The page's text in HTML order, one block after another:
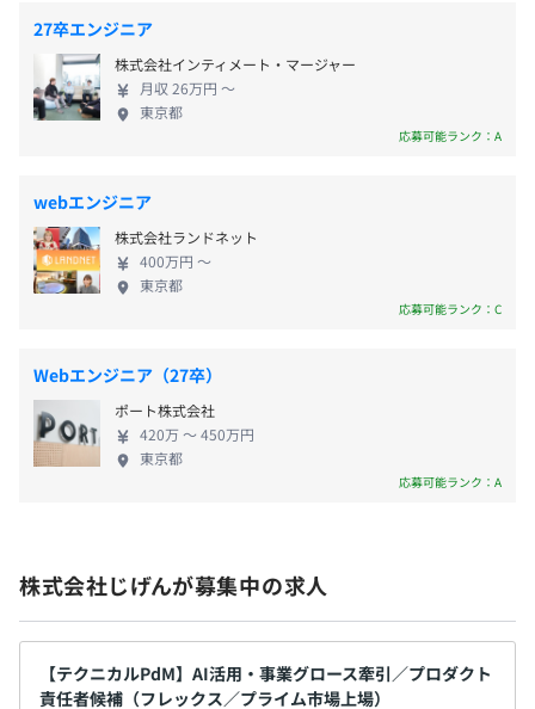
優良結婚相談所の情報比較サービス
・「フランチャイズ比較.net」
日本最大級120社以上のフランチャイズ募集情報比較サー
・書籍購入補助
・勉強会出席支援等
MacBook Pro 16inch
マルチモニター用ディスプレイ
Docker
・東京メトロ 日比谷線「神谷町」駅4a出口徒歩4分
・早期帰社手当：時間外労働が月間45時間以下であった
場合、早期帰社手当を支給する（10,000円）
各種社会保険完備／関東ITソフトウェア健康保険組合
（雇用保険・労災保険・健康保険・厚生年金保険）
無期雇用
※試用期間中の待遇などに変更はありません
らした情報爆発により、膨大な選択肢があっても、
独自の判断基準を持てない人々の増加や、情報量、
機会の格差が課題となっています。 ー じげんは大
量の情報を有機的に収束、再構築し、パーソナライ
ズして届けることで、ユーザーが自ら最良の意思決
ォーム」を提供。事業を通じて社会との調和を図
り、共に持続的発展を追求していきます。 ■経営理
念 「OVER the DIMENSION ― 次元を超えよ！」 圧
倒的に突き抜けたサービス、圧倒的に突き抜けた会
社を創り、世の中の常識や価値観を覆します。
思決定を支援するプラットフォームとして、求人、
不動産、自動車、旅行など40以上のサービスを提供
しています。
27卒エンジニア
株式会社インティメート・マージャー
月収 26万円 〜
東京都
応募可能ランク：A
webエンジニア
株式会社ランドネット
400万円 〜
東京都
応募可能ランク：C
Webエンジニア（27卒）
ポート株式会社
420万 〜 450万円
東京都
応募可能ランク：A
株式会社じげんが募集中の求人
【テクニカルPdM】AI活用・事業グロース牽引／プロダクト
責任者候補（フレックス／プライム市場上場）